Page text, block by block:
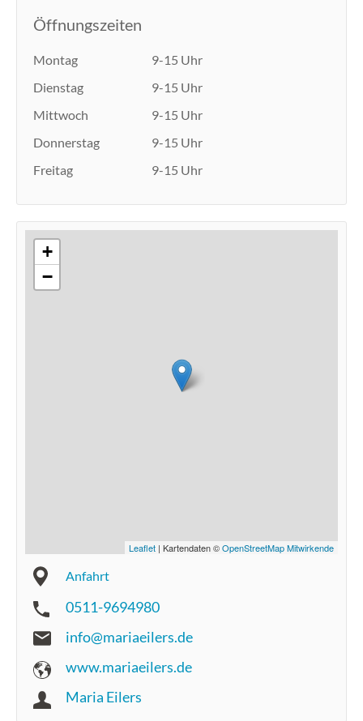
Öffnungszeiten
Montag
9-15 Uhr
Dienstag
9-15 Uhr
Mittwoch
9-15 Uhr
Donnerstag
9-15 Uhr
Freitag
9-15 Uhr
+
−
Leaflet | Kartendaten ©OpenStreetMap Mitwirkende
Anfahrt
0511-9694980
info@mariaeilers.de
www.mariaeilers.de
Maria Eilers